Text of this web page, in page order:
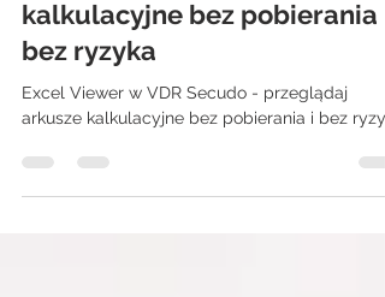
Excel Viewer w VDR Secudo -
przeglądaj arkusze
kalkulacyjne bez pobierania i
bez ryzyka
Excel Viewer w VDR Secudo - przeglądaj
arkusze kalkulacyjne bez pobierania i bez